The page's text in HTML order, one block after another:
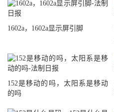
1602a，1602a显示屏引脚
152是移动的吗，太阳系是移动
的吗